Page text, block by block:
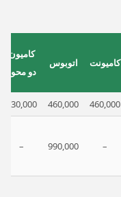
کامیونت اتوبوس
کامیون
دو محور
460,000
460,000
530,000
–
990,000
–